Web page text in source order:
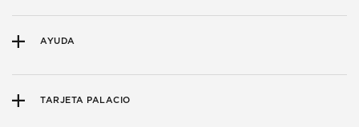
AYUDA
TARJETA PALACIO